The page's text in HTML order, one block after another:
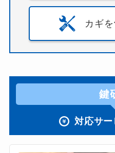
カギを
鍵
対応サ